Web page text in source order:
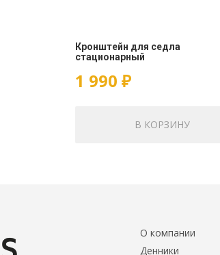
Кронштейн для седла
стационарный
1 990 ₽
В КОРЗИНУ
О компании
Денники